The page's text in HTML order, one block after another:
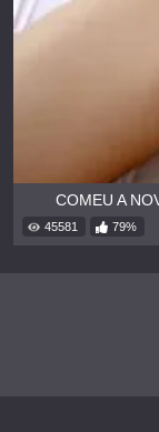
COMEU A
45581 79%